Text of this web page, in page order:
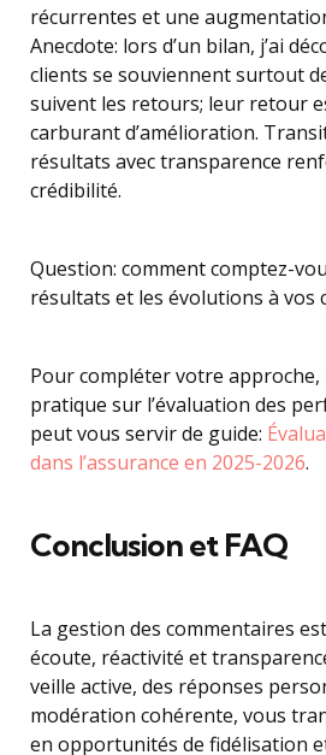
récurrentes et une
Anecdote: lors d’un bilan, j’ai
clients se souviennent surtout
suivent les retours; leur retour
carburant d’amélioration.
résultats avec transparence
crédibilité.
Question: comment comptez-
résultats et les évolutions à vos
Pour compléter votre approche,
pratique sur l’évaluation des
peut vous servir de guide:
dans l’assurance en 2025-2026.
Conclusion et FAQ
La gestion des commentaires
écoute, réactivité et
veille active, des réponses
modération cohérente, vous
en opportunités de fidélisation